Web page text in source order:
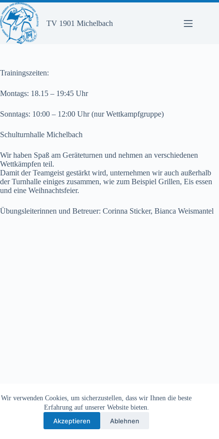
Zum
Inhalt
springen
Wir verwenden Cookies, um sicherzustellen, dass wir Ihnen die beste
Erfahrung auf unserer Website bieten.
Akzeptieren Ablehnen
TV 1901 Michelbach
Trainingszeiten:
Montags: 18.15 – 19:45 Uhr
Sonntags: 10:00 – 12:00 Uhr (nur Wettkampfgruppe)
Schulturnhalle Michelbach
Wir haben Spaß am Geräteturnen und nehmen an verschiedenen
Wettkämpfen teil.
Damit der Teamgeist gestärkt wird, unternehmen wir auch außerhalb
der Turnhalle einiges zusammen, wie zum Beispiel Grillen, Eis essen
und eine Weihnachtsfeier.
Übungsleiterinnen und Betreuer: Corinna Sticker, Bianca Weismantel
Copyright © 2026 - TV Michelbach 1901 e.V.